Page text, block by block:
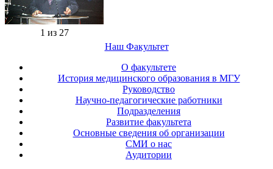
1 из 27
Наш Факультет
О факультете
История медицинского образования в МГУ
Руководство
Научно-педагогические работники
Подразделения
Развитие факультета
Основные сведения об организации
СМИ о нас
Аудитории